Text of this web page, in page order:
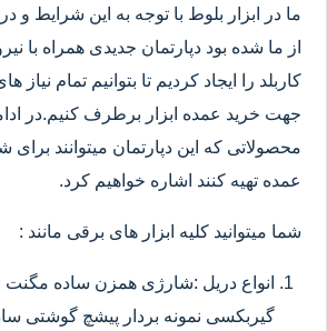
ما در ابزار بلوط با توجه به این شرایط و
از ما شده بود دپارتمان جدیدی همراه با
کاربلد را ایجاد کردیم تا بتوانیم تمام نیاز
جهت خرید عمده ابزار برطرف کنیم.در
محصولاتی که این دپارتمان میتوانند
عمده تهیه کنند اشاره خواهیم کرد.
شما میتوانید کلیه ابزار های برقی مانند :
انواع دریل :شارژی همزن ساده
گیربکسی نمونه بردار پیشچ گوشتی